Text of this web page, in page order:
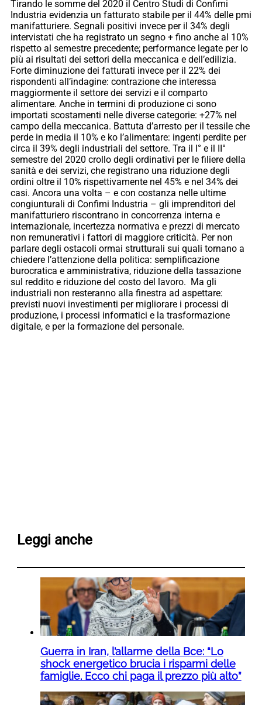
Tirando le somme del 2020 il Centro Studi di Confimi
Industria evidenzia un fatturato stabile per il 44% delle pmi
manifatturiere. Segnali positivi invece per il 34% degli
intervistati che ha registrato un segno + fino anche al 10%
rispetto al semestre precedente; performance legate per lo
più ai risultati dei settori della meccanica e dell’edilizia.
Forte diminuzione dei fatturati invece per il 22% dei
rispondenti all’indagine: contrazione che interessa
maggiormente il settore dei servizi e il comparto
alimentare. Anche in termini di produzione ci sono
importati scostamenti nelle diverse categorie: +27% nel
campo della meccanica. Battuta d’arresto per il tessile che
perde in media il 10% e ko l’alimentare: ingenti perdite per
circa il 39% degli industriali del settore. Tra il I° e il II°
semestre del 2020 crollo degli ordinativi per le filiere della
sanità e dei servizi, che registrano una riduzione degli
ordini oltre il 10% rispettivamente nel 45% e nel 34% dei
casi. Ancora una volta – e con costanza nelle ultime
congiunturali di Confimi Industria – gli imprenditori del
manifatturiero riscontrano in concorrenza interna e
internazionale, incertezza normativa e prezzi di mercato
non remunerativi i fattori di maggiore criticità. Per non
parlare degli ostacoli ormai strutturali sui quali tornano a
chiedere l’attenzione della politica: semplificazione
burocratica e amministrativa, riduzione della tassazione
sul reddito e riduzione del costo del lavoro. Ma gli
industriali non resteranno alla finestra ad aspettare:
previsti nuovi investimenti per migliorare i processi di
produzione, i processi informatici e la trasformazione
digitale, e per la formazione del personale.
Leggi anche
Guerra in Iran, l’allarme della Bce: “Lo
shock energetico brucia i risparmi delle
famiglie. Ecco chi paga il prezzo più alto”